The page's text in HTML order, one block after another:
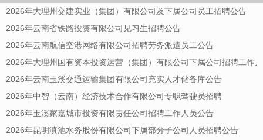
2026年大理州交建实业（集团）有限公司及下属公司员工招聘公告
2026年云南省铁路投资有限公司见习生招聘公告
2026年云南航信空港网络有限公司招聘劳务派遣员工公告
2026年大理州国有资本投资运营（集团）有限公司下属公司招聘工作
2026年云南玉溪交通运输集团有限公司充实人才储备库公告
2026年中智（云南）经济技术合作有限公司专职驾驶员招聘
2026年玉溪家嘉城市投资有限责任公司招聘工作人员公告
2026年昆明滇池水务股份有限公司下属部分子公司人员招聘公告